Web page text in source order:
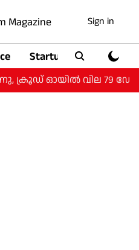
Magazine Sign in
Startup
ഓയിൽ വില 79 ഡോളറില്‍,